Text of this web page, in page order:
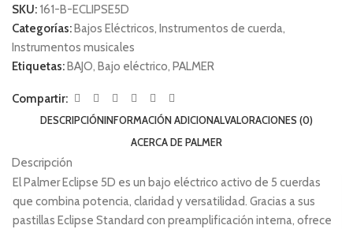
SKU: 161-B-ECLIPSE5D
Categorías:Bajos Eléctricos, Instrumentos de cuerda,
Instrumentos musicales
Etiquetas:BAJO, Bajo eléctrico, PALMER
Compartir:
DESCRIPCIÓNINFORMACIÓN ADICIONALVALORACIONES (0)
ACERCA DE PALMER
Descripción
El Palmer Eclipse 5D es un bajo eléctrico activo de 5 cuerdas
que combina potencia, claridad y versatilidad. Gracias a sus
pastillas Eclipse Standard con preamplificación interna, ofrece